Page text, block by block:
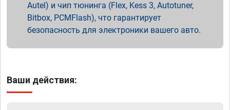
Autel) и чип тюнинга (Flex, Kess 3, Autotuner,
Bitbox, PCMFlash), что гарантирует
безопасность для электроники вашего авто.
Ваши действия: